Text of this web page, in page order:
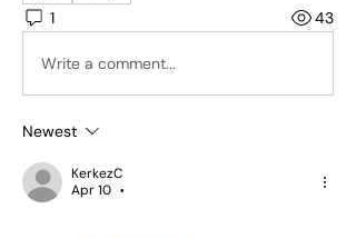
1 43
Write a comment...
Newest
KerkezC
Apr 10
•